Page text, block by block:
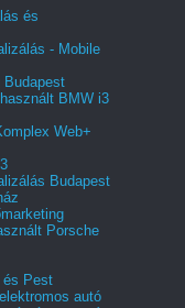
és
- Mobile
Budapest
BMW i3
Web+
Budapest
Porsche
és Pest
autó